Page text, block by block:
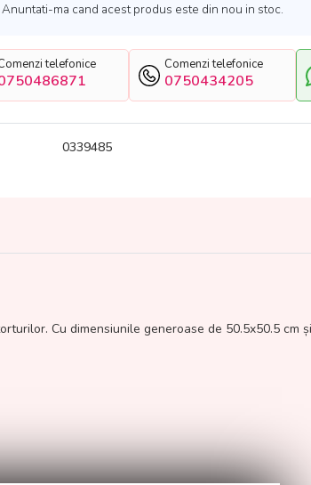
Anuntati-ma cand acest produs este din nou in stoc.
telefonice Comenzi telefonice
0750434205
0339485
Cu dimensiunile generoase de 50.5x50.5 cm